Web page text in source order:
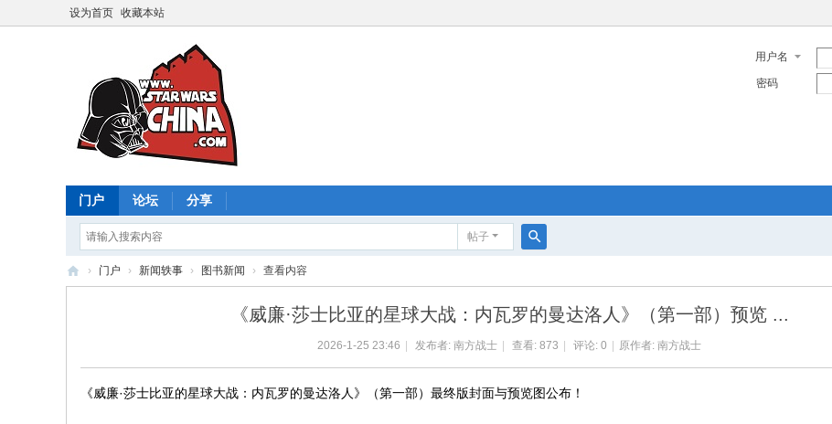
设为首页 收藏本站
用户名
密码
门户 论坛 分享
帖子
索
› 门户 › 新闻轶事 › 图书新闻 › 查看内容
《威廉·莎士比亚的星球大战：内瓦罗的曼达洛人》（第一部）预览 ...
2026-1-25 23:46 发布者: 南方战士 查看: 873 评论: 0 原作者: 南方战士
《威廉·莎士比亚的星球大战：内瓦罗的曼达洛人》（第一部）最终版封面与预览图公布！